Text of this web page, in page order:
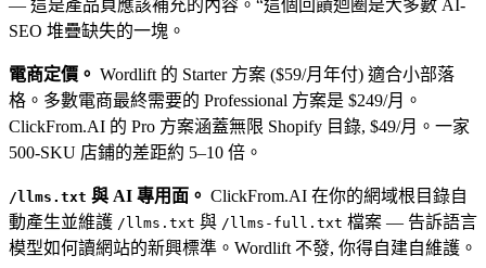
— 這是產品頁應該補充的內容。“這個回饋迴圈是大多數 AI-
SEO 堆疊缺失的一塊。
電商定價。 Wordlift 的 Starter 方案 ($59/月年付) 適合小部落
格。多數電商最終需要的 Professional 方案是 $249/月。
ClickFrom.AI 的 Pro 方案涵蓋無限 Shopify 目錄, $49/月。一家
500-SKU 店鋪的差距約 5–10 倍。
/llms.txt 與 AI 專用面。 ClickFrom.AI 在你的網域根目錄自
動產生並維護 /llms.txt 與 /llms-full.txt 檔案 — 告訴語言
模型如何讀網站的新興標準。Wordlift 不發, 你得自建自維護。